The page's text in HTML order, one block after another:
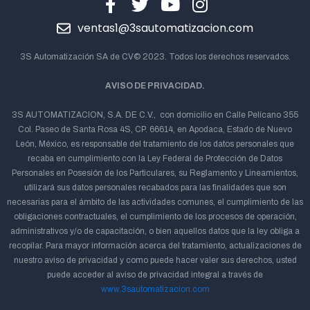
ventas1@3sautomatizacion.com
3S Automatización SA de CV© 2023. Todos los derechos reservados.
AVISO DE PRIVACIDAD.
3S AUTOMATIZACION, S.A. DE C.V., con domicilio en Calle Pelícano 355
Col. Paseo de Santa Rosa 4S, CP. 66614, en Apodaca, Estado de Nuevo
León, México, es responsable del tratamiento de los datos personales que
recaba en cumplimiento con la Ley Federal de Protección de Datos
Personales en Posesión de los Particulares, su Reglamento y Lineamientos,
utilizará sus datos personales recabados para las finalidades que son
necesarias para el ámbito de las actividades comunes, el cumplimiento de las
obligaciones contractuales, el cumplimiento de los procesos de operación,
administrativos y/o de capacitación, o bien aquellos datos que la ley obliga a
recopilar. Para mayor información acerca del tratamiento, actualizaciones de
nuestro aviso de privacidad y como puede hacer valer sus derechos, usted
puede acceder al aviso de privacidad integral a través de
www.3sautomatizacion.com